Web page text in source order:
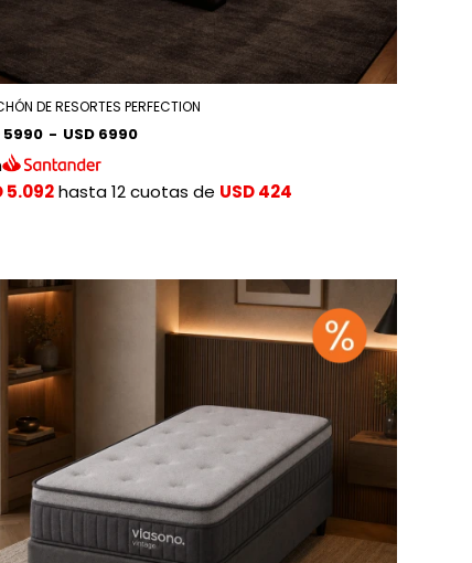
DE RESORTES PERFECTION
5990 - USD 6990
5.092hasta 12 cuotas de USD 424